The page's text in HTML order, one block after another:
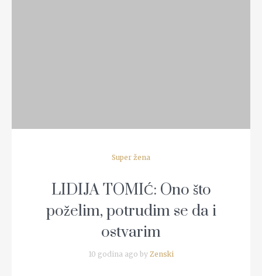
Super žena
LIDIJA TOMIĆ: Ono što
poželim, potrudim se da i
ostvarim
10 godina ago by Zenski